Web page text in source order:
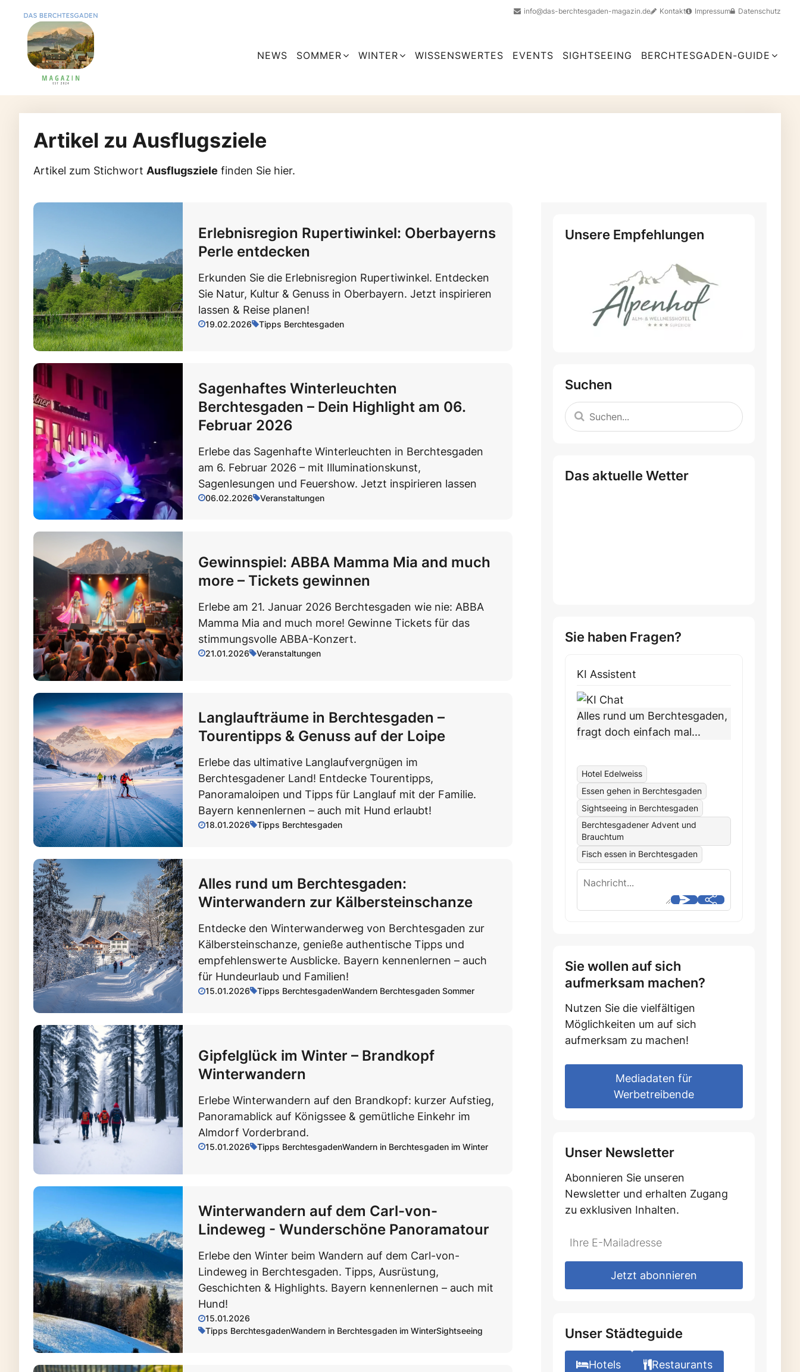
info@das-berchtesgaden-magazin.de Kontakt Impressum Datenschutz
NEWS SOMMER WINTER WISSENSWERTES EVENTS SIGHTSEEING BERCHTESGADEN-GUIDE
Artikel zu Ausflugsziele
Artikel zum Stichwort Ausflugsziele finden Sie hier.
Erlebnisregion Rupertiwinkel: Oberbayerns
Perle entdecken
Erkunden Sie die Erlebnisregion Rupertiwinkel. Entdecken
Sie Natur, Kultur & Genuss in Oberbayern. Jetzt inspirieren
lassen & Reise planen!
19.02.2026 Tipps Berchtesgaden
Sagenhaftes Winterleuchten
Berchtesgaden – Dein Highlight am 06.
Februar 2026
Erlebe das Sagenhafte Winterleuchten in Berchtesgaden
am 6. Februar 2026 – mit Illuminationskunst,
Sagenlesungen und Feuershow. Jetzt inspirieren lassen
06.02.2026 Veranstaltungen
Gewinnspiel: ABBA Mamma Mia and much
more – Tickets gewinnen
Erlebe am 21. Januar 2026 Berchtesgaden wie nie: ABBA
Mamma Mia and much more! Gewinne Tickets für das
stimmungsvolle ABBA-Konzert.
21.01.2026 Veranstaltungen
Langlaufträume in Berchtesgaden –
Tourentipps & Genuss auf der Loipe
Erlebe das ultimative Langlaufvergnügen im
Berchtesgadener Land! Entdecke Tourentipps,
Panoramaloipen und Tipps für Langlauf mit der Familie.
Bayern kennenlernen – auch mit Hund erlaubt!
18.01.2026 Tipps Berchtesgaden
Alles rund um Berchtesgaden:
Winterwandern zur Kälbersteinschanze
Entdecke den Winterwanderweg von Berchtesgaden zur
Kälbersteinschanze, genieße authentische Tipps und
empfehlenswerte Ausblicke. Bayern kennenlernen – auch
für Hundeurlaub und Familien!
15.01.2026 Tipps BerchtesgadenWandern Berchtesgaden Sommer
Gipfelglück im Winter – Brandkopf
Winterwandern
Erlebe Winterwandern auf den Brandkopf: kurzer Aufstieg,
Panoramablick auf Königssee & gemütliche Einkehr im
Almdorf Vorderbrand.
15.01.2026 Tipps BerchtesgadenWandern in Berchtesgaden im Winter
Winterwandern auf dem Carl-von-
Lindeweg - Wunderschöne Panoramatour
Erlebe den Winter beim Wandern auf dem Carl-von-
Lindeweg in Berchtesgaden. Tipps, Ausrüstung,
Geschichten & Highlights. Bayern kennenlernen – auch mit
Hund!
15.01.2026
Tipps BerchtesgadenWandern in Berchtesgaden im WinterSightseeing
Unsere Empfehlungen
Suchen
Das aktuelle Wetter
Sie haben Fragen?
KI Assistent
Alles rund um Berchtesgaden,
fragt doch einfach mal...
Hotel Edelweiss
Essen gehen in Berchtesgaden
Sightseeing in Berchtesgaden
Berchtesgadener Advent und
Brauchtum
Fisch essen in Berchtesgaden
Sie wollen auf sich
aufmerksam machen?
Nutzen Sie die vielfältigen
Möglichkeiten um auf sich
aufmerksam zu machen!
Mediadaten für
Werbetreibende
Unser Newsletter
Abonnieren Sie unseren
Newsletter und erhalten Zugang
zu exklusiven Inhalten.
Do
this
*Ihre
Mailadresse:Jetzt abonnieren
Unser Städteguide
Hotels Restaurants